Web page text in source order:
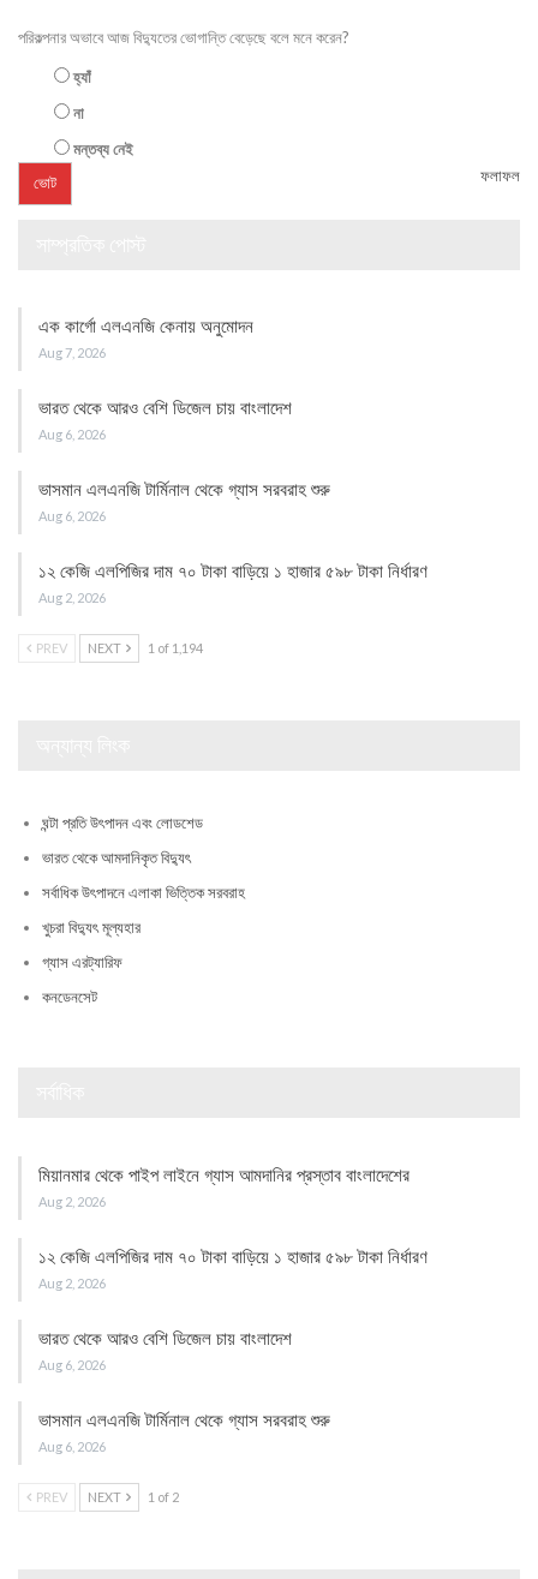
পরিকল্পনার অভাবে আজ বিদ্যুতের ভোগান্তি বেড়েছে বলে মনে করেন?
হ্যাঁ
না
মন্তব্য নেই
ফলাফল
এক কার্গো এলএনজি কেনায় অনুমোদন
Aug 7, 2026
ভারত থেকে আরও বেশি ডিজেল চায় বাংলাদেশ
Aug 6, 2026
ভাসমান এলএনজি টার্মিনাল থেকে গ্যাস সরবরাহ শুরু
Aug 6, 2026
১২ কেজি এলপিজির দাম ৭০ টাকা বাড়িয়ে ১ হাজার ৫৯৮ টাকা নির্ধারণ
Aug 2, 2026
PREV NEXT 1 of 1,194
ঘন্টা প্রতি উৎপাদন এবং লোডশেড
ভারত থেকে আমদানিকৃত বিদ্যুৎ
সর্বাধিক উৎপাদনে এলাকা ভিত্তিক সরবরাহ
খুচরা বিদ্যুৎ মূল্যহার
গ্যাস এরট্যারিফ
কনডেনসেট
মিয়ানমার থেকে পাইপ লাইনে গ্যাস আমদানির প্রস্তাব বাংলাদেশের
Aug 2, 2026
১২ কেজি এলপিজির দাম ৭০ টাকা বাড়িয়ে ১ হাজার ৫৯৮ টাকা নির্ধারণ
Aug 2, 2026
ভারত থেকে আরও বেশি ডিজেল চায় বাংলাদেশ
Aug 6, 2026
ভাসমান এলএনজি টার্মিনাল থেকে গ্যাস সরবরাহ শুরু
Aug 6, 2026
PREV NEXT 1 of 2